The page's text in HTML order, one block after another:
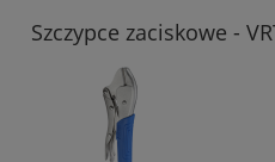
Szczypce zaciskowe -